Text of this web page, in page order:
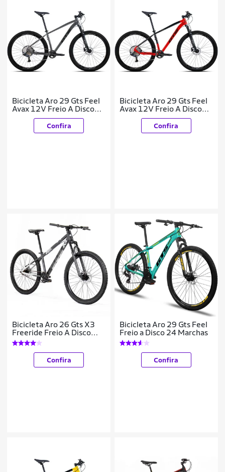
Bicicleta Aro 29 Gts Feel
Avax 12V Freio A Disco
Hidráulico
Confira
Bicicleta Aro 29 Gts Feel
Avax 12V Freio A Disco
Hidráulico
Confira
Bicicleta Aro 26 Gts X3
Freeride Freio A Disco
Coroa Unica
Confira
Bicicleta Aro 29 Gts Feel
Freio a Disco 24 Marchas
Confira